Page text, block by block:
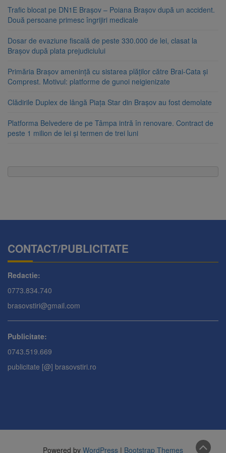
Trafic blocat pe DN1E Brașov – Poiana Brașov după un accident.
Două persoane primesc îngrijiri medicale
Dosar de evaziune fiscală de peste 330.000 de lei, clasat la
Brașov după plata prejudiciului
Primăria Brașov amenință cu sistarea plăților către Brai-Cata și
Comprest. Motivul: platforme de gunoi neigienizate
Clădirile Duplex de lângă Piața Star din Brașov au fost demolate
Platforma Belvedere de pe Tâmpa intră în renovare. Contract de
peste 1 milion de lei și termen de trei luni
CONTACT/PUBLICITATE
Redactie:
0773.834.740
brasovstiri@gmail.com
Publicitate:
0743.519.669
publicitate [@] brasovstiri.ro
Powered by WordPress | Bootstrap Themes